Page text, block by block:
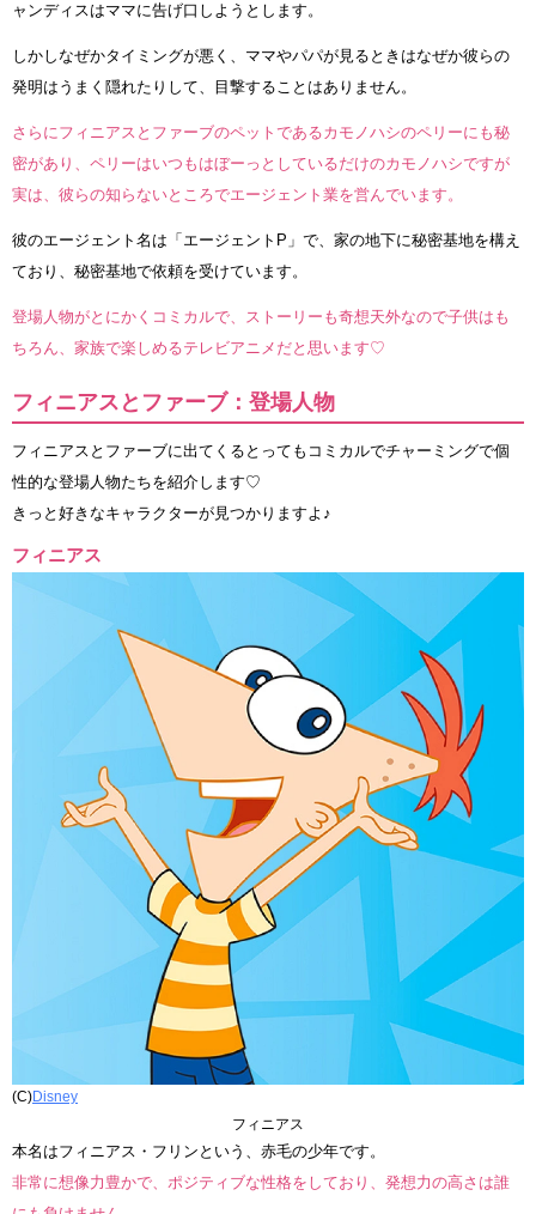
ャンディスはママに告げ口しようとします。
しかしなぜかタイミングが悪く、ママやパパが見るときはなぜか彼らの
発明はうまく隠れたりして、目撃することはありません。
さらにフィニアスとファーブのペットであるカモノハシのペリーにも秘
密があり、ペリーはいつもはぼーっとしているだけのカモノハシですが
実は、彼らの知らないところでエージェント業を営んでいます。
彼のエージェント名は「エージェントP」で、家の地下に秘密基地を構え
ており、秘密基地で依頼を受けています。
登場人物がとにかくコミカルで、ストーリーも奇想天外なので子供はも
ちろん、家族で楽しめるテレビアニメだと思います♡
フィニアスとファーブ：登場人物
フィニアスとファーブに出てくるとってもコミカルでチャーミングで個
性的な登場人物たちを紹介します♡
きっと好きなキャラクターが見つかりますよ♪
フィニアス
(C)Disney
フィニアス
本名はフィニアス・フリンという、赤毛の少年です。
非常に想像力豊かで、ポジティブな性格をしており、発想力の高さは誰